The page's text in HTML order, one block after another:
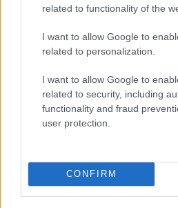
related to functionality of the
I want to allow Google to
related to personalization.
I want to allow Google to
related to security, including
functionality and fraud
user protection.
CONFIRM
Διαβάστε ακόμη
Τα «γεράκια»